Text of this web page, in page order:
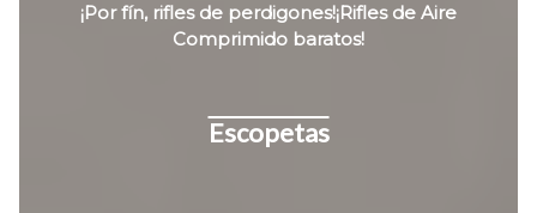
¡Por fín, rifles de perdigones!¡Rifles de Aire
Comprimido baratos!
Escopetas